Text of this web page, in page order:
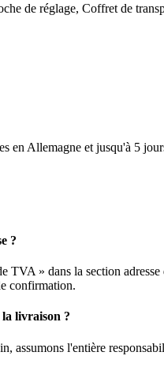
de réglage, Coffret de
en Allemagne et jusqu'à 5
?
TVA » dans la section
confirmation.
livraison ?
assumons l'entière